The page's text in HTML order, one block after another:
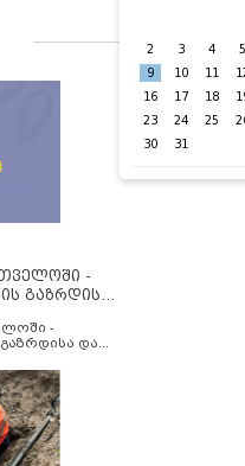
-
გაზრდისა
-
და
2
3 4 5
9
10 11
16
17 18
23
24 25
30
31